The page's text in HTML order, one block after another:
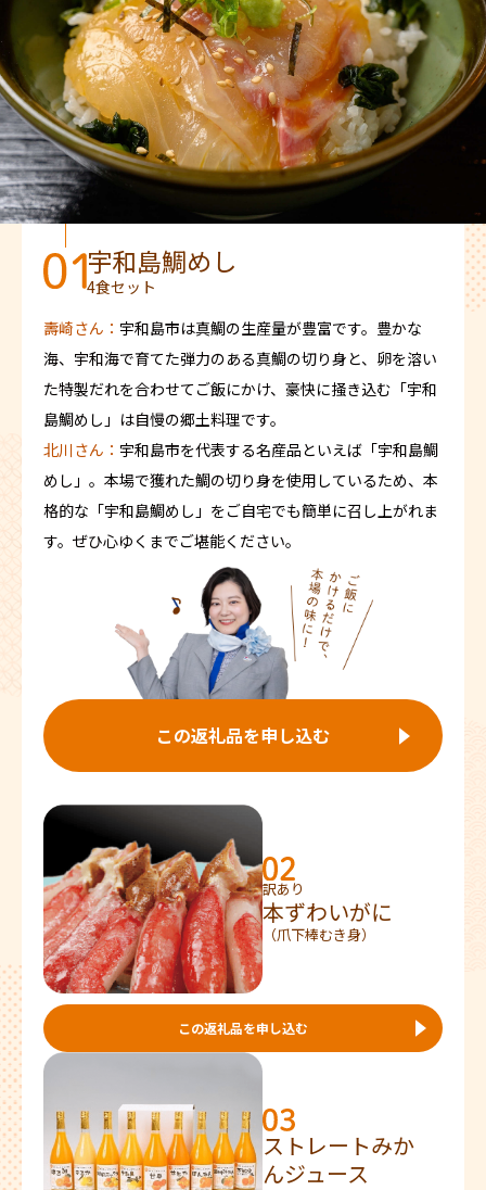
宇和島鯛めし
4食セット
壽崎さん： 宇和島市は真鯛の生産量が豊富です。豊かな
海、宇和海で育てた弾力のある真鯛の切り身と、卵を溶い
た特製だれを合わせてご飯にかけ、豪快に掻き込む「宇和
島鯛めし」は自慢の郷土料理です。
北川さん： 宇和島市を代表する名産品といえば「宇和島鯛
めし」。本場で獲れた鯛の切り身を使用しているため、本
格的な「宇和島鯛めし」をご自宅でも簡単に召し上がれま
す。ぜひ心ゆくまでご堪能ください。
この返礼品を申し込む
訳あり
本ずわいがに
（爪下棒むき身）
この返礼品を申し込む
ストレートみか
んジュース